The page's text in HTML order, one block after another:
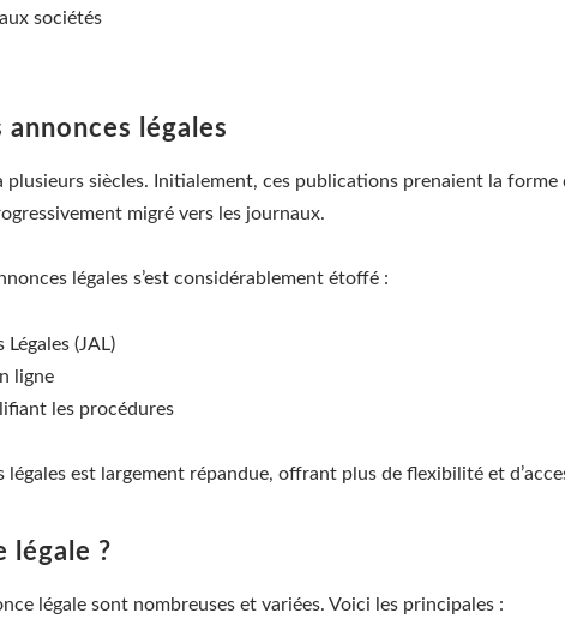
sociétés
légales
plusieurs siècles. Initialement, ces publications prenaient la forme
migré vers les journaux.
légales s’est considérablement étoffé :
(JAL)
ligne
les procédures
est largement répandue, offrant plus de flexibilité et
légale ?
légale sont nombreuses et variées. Voici les principales :